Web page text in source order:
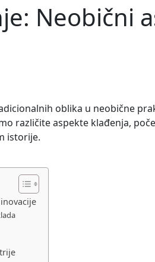
Neobični
oblika u neobične
različite aspekte klađenja,
istorije.